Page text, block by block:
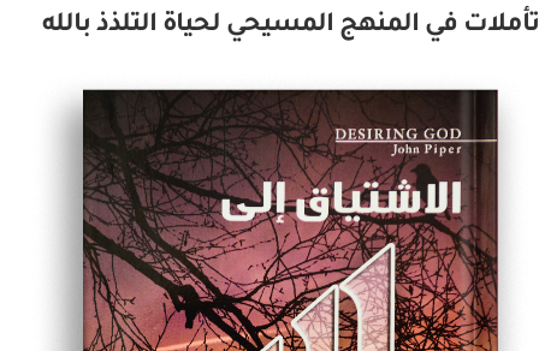
تأملات في المنهج المسيحي لحياة التلذذ بالله